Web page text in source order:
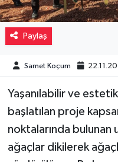
Paylaş
Samet Koçum
Yaşanılabilir ve
başlatılan proje
noktalarında bulunan
ağaçlar dikilerek
Sağlık
Sinemalar
Siyaset
Spor
Teknoloji